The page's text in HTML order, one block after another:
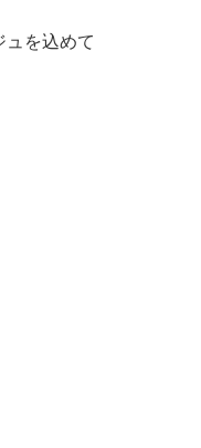
ュを込めて